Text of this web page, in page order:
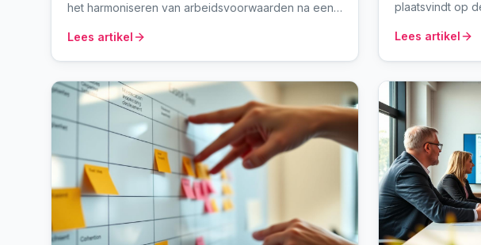
het harmoniseren van arbeidsvoorwaarden na een
Wat een HR-transformatie precies inhoudt, welke
aanpak werkt en wanneer je een HR-
de HR-afdeling te beleggen.
Lees artikel
plaatsvindt op
geven concrete
mee aan de
Lees artikel